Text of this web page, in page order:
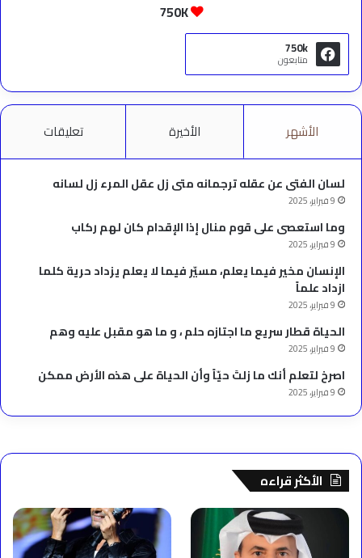
750K
750k
متابعون
الأشهر الأخيرة تعليقات
لسان الفتى عن عقله ترجمانه متى زل عقل المرء زل لسانه
9 فبراير، 2025
وما استعصى على قوم منال إذا الإقدام كان لهم ركاب
9 فبراير، 2025
الإنسان مخير فيما يعلم، مسيّر فيما لا يعلم يزداد حرية كلما
ازداد علماً
9 فبراير، 2025
الحياة قطار سريع ما اجتازه حلم ، و ما هو مقبل عليه وهم
9 فبراير، 2025
‫اصرخ لتعلم أنك ما زلتَ حيّاً وأن الحياة على هذه الأرض ممكن
9 فبراير، 2025
الأكثر قراءه